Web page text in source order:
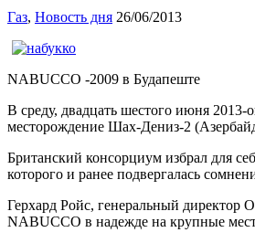
Газ, Новость дня 26/06/2013
NABUCCO -2009 в Будапеште
В среду, двадцать шестого июня
месторождение Шах-Дениз-2
Британский консорциум избрал для
которого и ранее подвергалась
Герхард Ройс, генеральный директор
NABUCCO в надежде на крупные